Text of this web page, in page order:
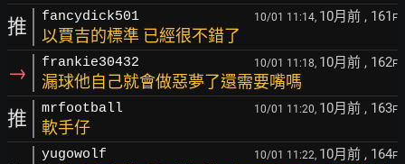
推 fancydick501 10/01 11:14, 10月前 , 161 F
以賈吉的標準 已經很不錯了
→ frankie30432 10/01 11:18, 10月前 , 162F
漏球他自己就會做惡夢了還需要嘴嗎
推 mrfootball 10/01 11:20, 10月前 , 163F
軟手仔
yugowolf 10/01 11:22, 10月前 , 164F